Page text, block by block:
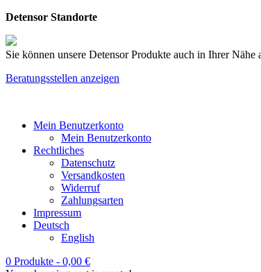
Detensor Standorte
Sie können unsere Detensor Produkte auch in Ihrer Nähe
Beratungsstellen anzeigen
Mein Benutzerkonto
Mein Benutzerkonto
Rechtliches
Datenschutz
Versandkosten
Widerruf
Zahlungsarten
Impressum
Deutsch
English
0 Produkte - 0,00 €